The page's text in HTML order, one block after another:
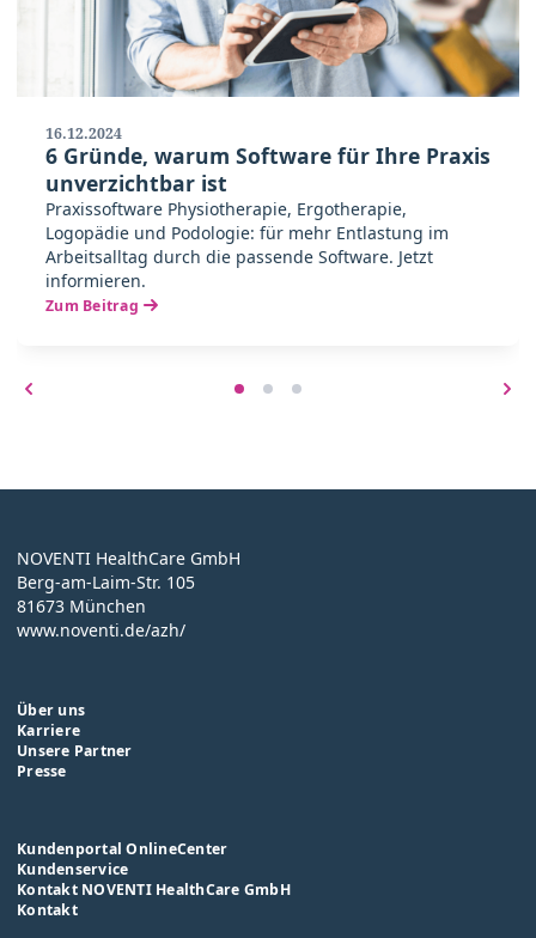
16.12.2024
6 Gründe, warum Software für Ihre Praxis
unverzichtbar ist
Praxissoftware Physiotherapie, Ergotherapie,
Logopädie und Podologie: für mehr Entlastung im
Arbeitsalltag durch die passende Software. Jetzt
informieren.
Zum Beitrag
NOVENTI HealthCare GmbH
Berg-am-Laim-Str. 105
81673 München
www.noventi.de/azh/
Über uns
Karriere
Unsere Partner
Presse
Kundenportal OnlineCenter
Kundenservice
Kontakt NOVENTI HealthCare GmbH
Kontakt